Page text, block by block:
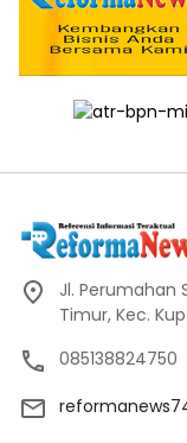
Jl. Perumahan
Timur, Kec.
085138824750